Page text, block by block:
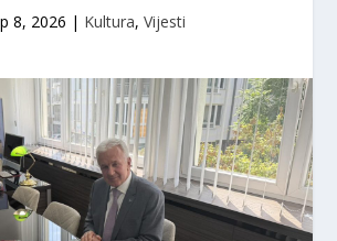
8, 2026 | Kultura, Vijesti